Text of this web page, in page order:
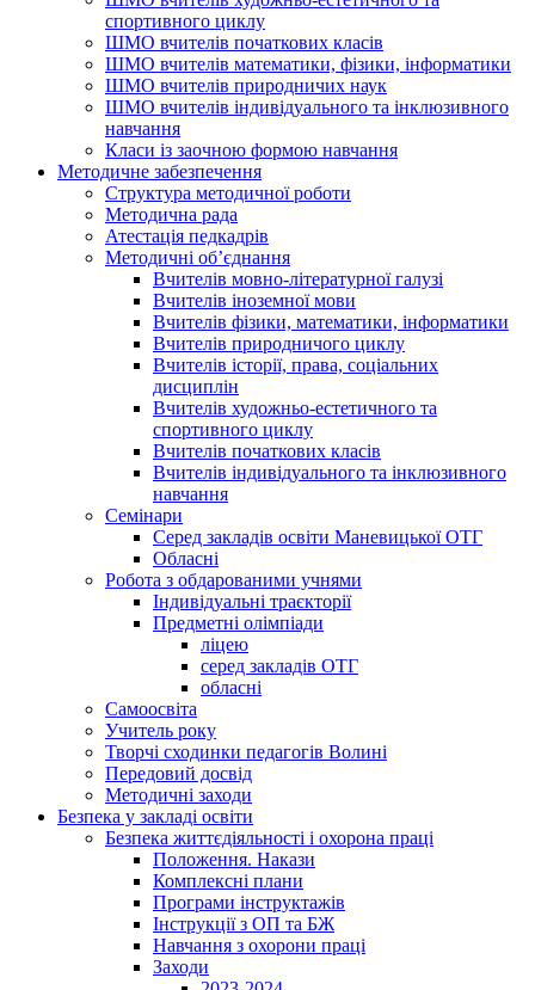
спортивного циклу
ШМО вчителів початкових класів
ШМО вчителів математики, фізики, інформатики
ШМО вчителів природничих наук
ШМО вчителів індивідуального та інклюзивного
навчання
Класи із заочною формою навчання
Методичне забезпечення
Структура методичної роботи
Методична рада
Атестація педкадрів
Методичні об’єднання
Вчителів мовно-літературної галузі
Вчителів іноземної мови
Вчителів фізики, математики, інформатики
Вчителів природничого циклу
Вчителів історії, права, соціальних
дисциплін
Вчителів художньо-естетичного та
спортивного циклу
Вчителів початкових класів
Вчителів індивідуального та інклюзивного
навчання
Семінари
Серед закладів освіти Маневицької ОТГ
Обласні
Робота з обдарованими учнями
Індивідуальні траєкторії
Предметні олімпіади
ліцею
серед закладів ОТГ
обласні
Самоосвіта
Учитель року
Творчі сходинки педагогів Волині
Передовий досвід
Методичні заходи
Безпека у закладі освіти
Безпека життєдіяльності і охорона праці
Положення. Накази
Комплексні плани
Програми інструктажів
Інструкції з ОП та БЖ
Навчання з охорони праці
Заходи